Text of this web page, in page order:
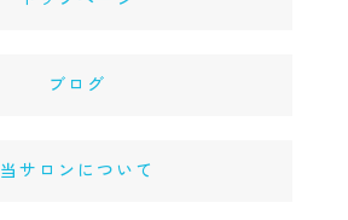
ブログ
当サロンについて